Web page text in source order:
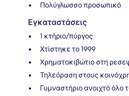
Πολύγλωσσο προσωπικό
Εγκαταστάσεις
1 κτήριο/πύργος
Χτίστηκε το 1999
Χρηματοκιβώτιο στη
Τηλεόραση στους
Γυμναστήριο ανοιχτό όλο